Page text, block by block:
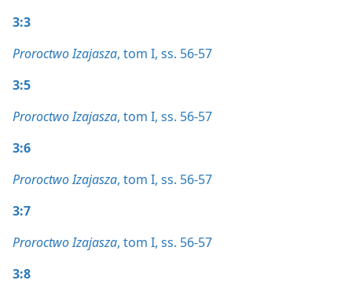
3:3
Proroctwo Izajasza, tom I, ss. 56-57
3:5
Proroctwo Izajasza, tom I, ss. 56-57
3:6
Proroctwo Izajasza, tom I, ss. 56-57
3:7
Proroctwo Izajasza, tom I, ss. 56-57
3:8